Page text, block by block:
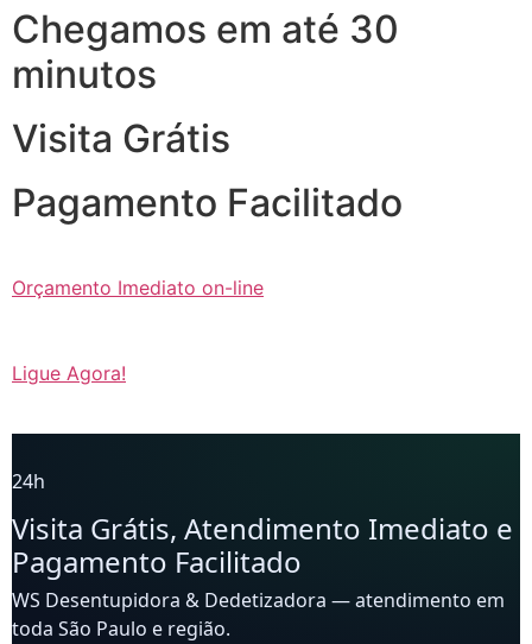
Chegamos em até 30
minutos
Visita Grátis
Pagamento Facilitado
Orçamento Imediato on-line
Ligue Agora!
24h
Visita Grátis, Atendimento Imediato e
Pagamento Facilitado
WS Desentupidora & Dedetizadora — atendimento em
toda São Paulo e região.